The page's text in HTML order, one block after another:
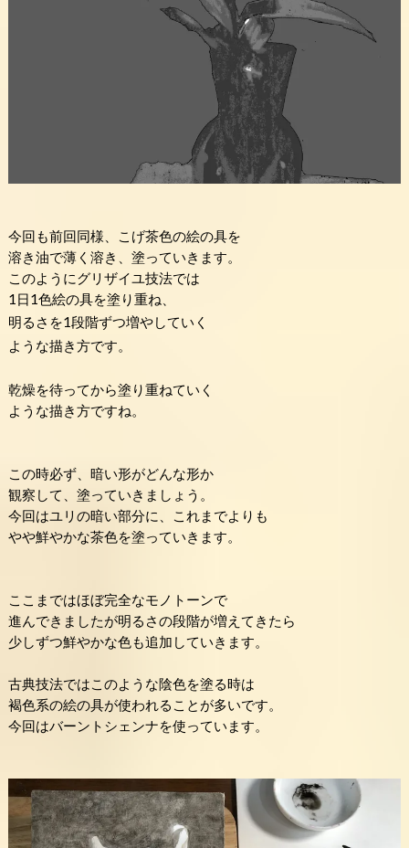
今回も前回同様、こげ茶色の絵の具を
溶き油で薄く溶き、塗っていきます。
このようにグリザイユ技法では
1日1色絵の具を塗り重ね、
明るさを1段階ずつ増やしていく
ような描き方です。
乾燥を待ってから塗り重ねていく
ような描き方ですね。
この時必ず、暗い形がどんな形か
観察して、塗っていきましょう。
今回はユリの暗い部分に、これまでよりも
やや鮮やかな茶色を塗っていきます。
ここまではほぼ完全なモノトーンで
進んできましたが明るさの段階が増えてきたら
少しずつ鮮やかな色も追加していきます。
古典技法ではこのような陰色を塗る時は
褐色系の絵の具が使われることが多いです。
今回はバーントシェンナを使っています。